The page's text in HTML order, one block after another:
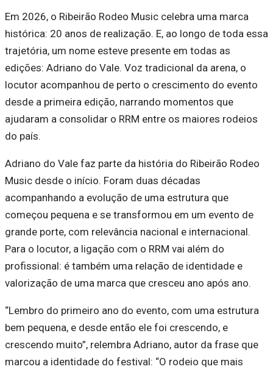
Em 2026, o Ribeirão Rodeo Music celebra uma marca
histórica: 20 anos de realização. E, ao longo de toda essa
trajetória, um nome esteve presente em todas as
edições: Adriano do Vale. Voz tradicional da arena, o
locutor acompanhou de perto o crescimento do evento
desde a primeira edição, narrando momentos que
ajudaram a consolidar o RRM entre os maiores rodeios
do país.
Adriano do Vale faz parte da história do Ribeirão Rodeo
Music desde o início. Foram duas décadas
acompanhando a evolução de uma estrutura que
começou pequena e se transformou em um evento de
grande porte, com relevância nacional e internacional.
Para o locutor, a ligação com o RRM vai além do
profissional: é também uma relação de identidade e
valorização de uma marca que cresceu ano após ano.
“Lembro do primeiro ano do evento, com uma estrutura
bem pequena, e desde então ele foi crescendo, e
crescendo muito”, relembra Adriano, autor da frase que
marcou a identidade do festival: “O rodeio que mais